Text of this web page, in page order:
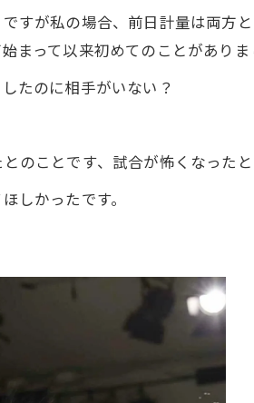
すが私の場合、前日計量は両方
まって以来初めてのことがありま
たのに相手がいない？
のことです、試合が怖くなったと
しかったです。